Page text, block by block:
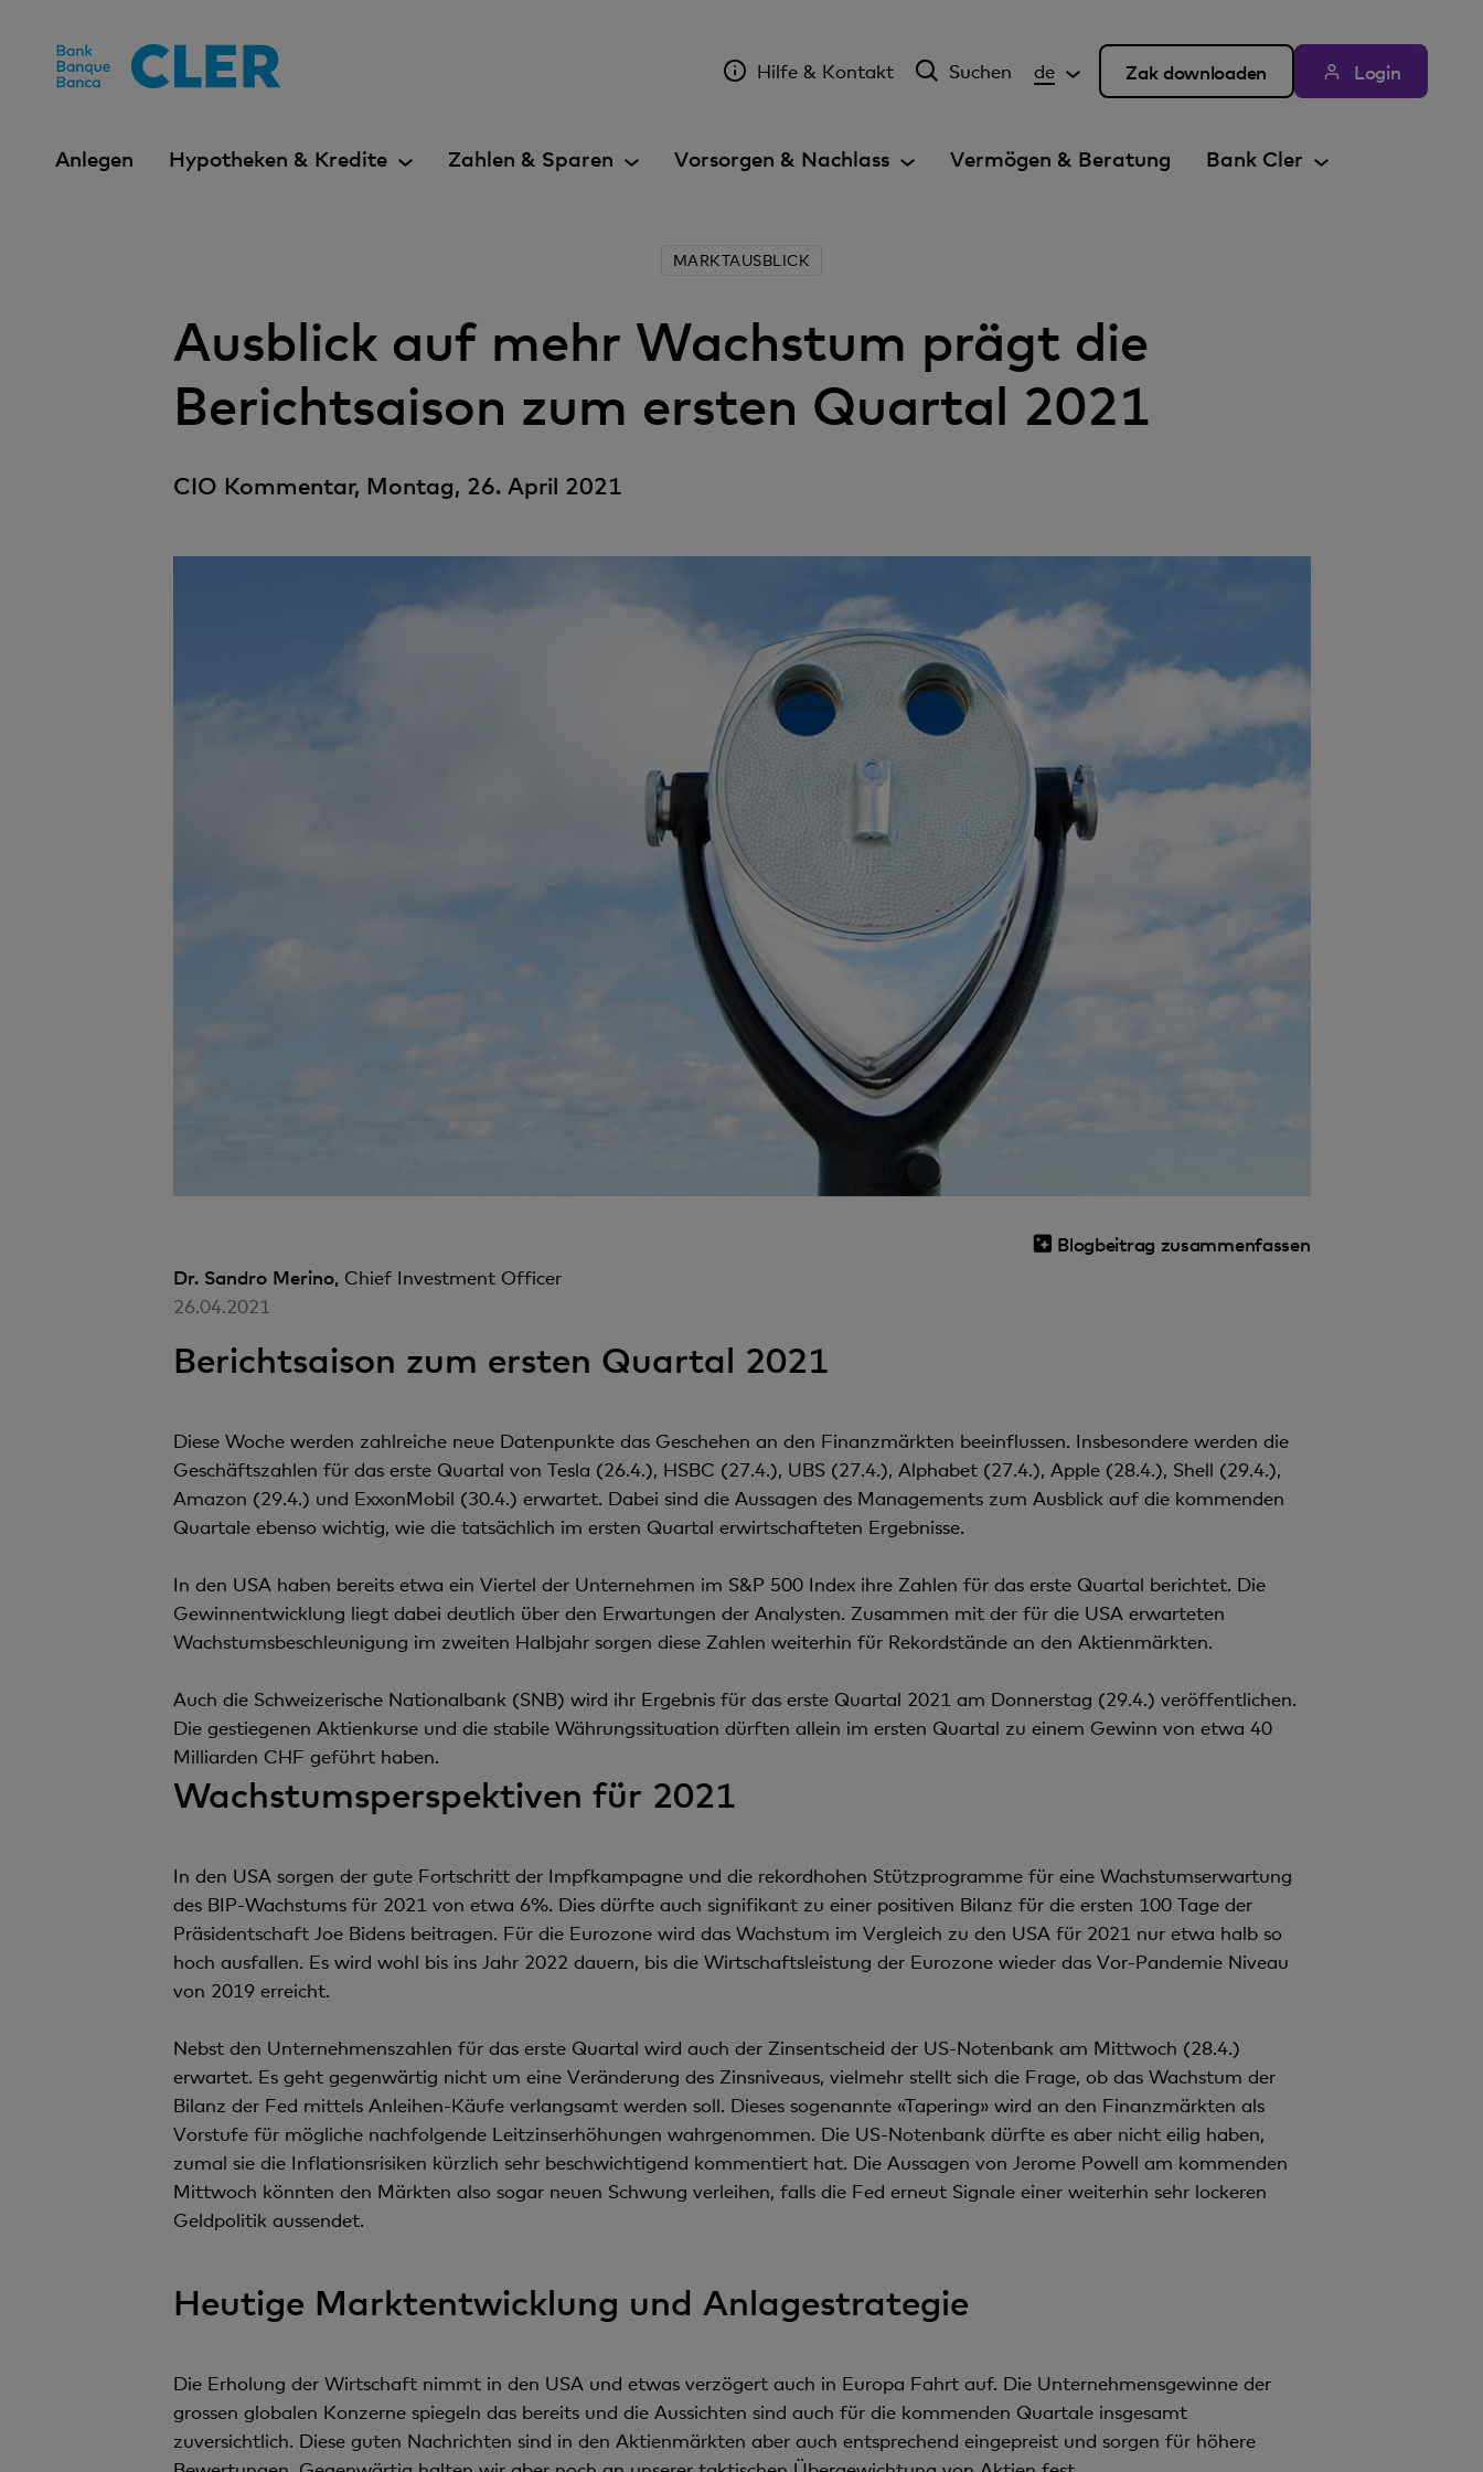
Hilfe & Kontakt Suchen de Zak downloaden Login
Anlegen Hypotheken & Kredite Zahlen & Sparen Vorsorgen & Nachlass Vermögen & Beratung Bank Cler
MARKTAUSBLICK
Ausblick auf mehr Wachstum prägt die
Berichtsaison zum ersten Quartal 2021
CIO Kommentar, Montag, 26. April 2021
Blogbeitrag zusammenfassen
Dr. Sandro Merino, Chief Investment Officer
26.04.2021
Berichtsaison zum ersten Quartal 2021
Diese Woche werden zahlreiche neue Datenpunkte das Geschehen an den Finanzmärkten beeinflussen. Insbesondere werden die
Geschäftszahlen für das erste Quartal von Tesla (26.4.), HSBC (27.4.), UBS (27.4.), Alphabet (27.4.), Apple (28.4.), Shell (29.4.),
Amazon (29.4.) und ExxonMobil (30.4.) erwartet. Dabei sind die Aussagen des Managements zum Ausblick auf die kommenden
Quartale ebenso wichtig, wie die tatsächlich im ersten Quartal erwirtschafteten Ergebnisse.
In den USA haben bereits etwa ein Viertel der Unternehmen im S&P 500 Index ihre Zahlen für das erste Quartal berichtet. Die
Gewinnentwicklung liegt dabei deutlich über den Erwartungen der Analysten. Zusammen mit der für die USA erwarteten
Wachstumsbeschleunigung im zweiten Halbjahr sorgen diese Zahlen weiterhin für Rekordstände an den Aktienmärkten.
Auch die Schweizerische Nationalbank (SNB) wird ihr Ergebnis für das erste Quartal 2021 am Donnerstag (29.4.) veröffentlichen.
Die gestiegenen Aktienkurse und die stabile Währungssituation dürften allein im ersten Quartal zu einem Gewinn von etwa 40
Milliarden CHF geführt haben.
Wachstumsperspektiven für 2021
In den USA sorgen der gute Fortschritt der Impfkampagne und die rekordhohen Stützprogramme für eine Wachstumserwartung
des BIP-Wachstums für 2021 von etwa 6%. Dies dürfte auch signifikant zu einer positiven Bilanz für die ersten 100 Tage der
Präsidentschaft Joe Bidens beitragen. Für die Eurozone wird das Wachstum im Vergleich zu den USA für 2021 nur etwa halb so
hoch ausfallen. Es wird wohl bis ins Jahr 2022 dauern, bis die Wirtschaftsleistung der Eurozone wieder das Vor-Pandemie Niveau
von 2019 erreicht.
Nebst den Unternehmenszahlen für das erste Quartal wird auch der Zinsentscheid der US-Notenbank am Mittwoch (28.4.)
erwartet. Es geht gegenwärtig nicht um eine Veränderung des Zinsniveaus, vielmehr stellt sich die Frage, ob das Wachstum der
Bilanz der Fed mittels Anleihen-Käufe verlangsamt werden soll. Dieses sogenannte «Tapering» wird an den Finanzmärkten als
Vorstufe für mögliche nachfolgende Leitzinserhöhungen wahrgenommen. Die US-Notenbank dürfte es aber nicht eilig haben,
zumal sie die Inflationsrisiken kürzlich sehr beschwichtigend kommentiert hat. Die Aussagen von Jerome Powell am kommenden
Mittwoch könnten den Märkten also sogar neuen Schwung verleihen, falls die Fed erneut Signale einer weiterhin sehr lockeren
Geldpolitik aussendet.
Heutige Marktentwicklung und Anlagestrategie
Die Erholung der Wirtschaft nimmt in den USA und etwas verzögert auch in Europa Fahrt auf. Die Unternehmensgewinne der
grossen globalen Konzerne spiegeln das bereits und die Aussichten sind auch für die kommenden Quartale insgesamt
zuversichtlich. Diese guten Nachrichten sind in den Aktienmärkten aber auch entsprechend eingepreist und sorgen für höhere